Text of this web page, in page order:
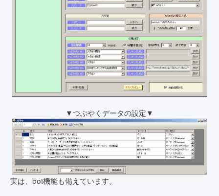
▼つぶやくデータの設定▼
実は、bot機能も備えています。